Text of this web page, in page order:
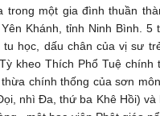
trong một gia đình thuần
Yên Khánh, tỉnh Ninh Bình.
tu học, dấu chân của vị sư
kheo Thích Phổ Tuệ
chính thống của sơn
nhì Đa, thứ ba Khê Hồi) và